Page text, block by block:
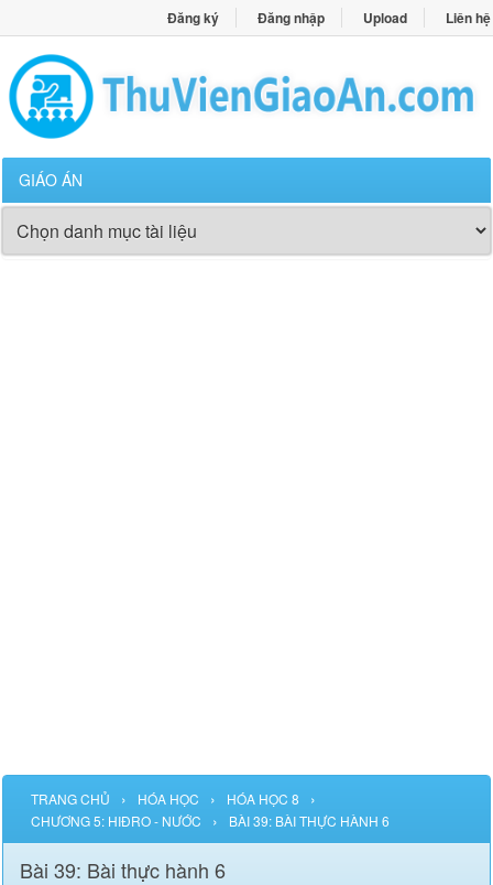
Đăng ký Đăng nhập Upload Liên hệ
GIÁO ÁN
TRANG CHỦ › HÓA HỌC › HÓA HỌC 8 ›
CHƯƠNG 5: HIĐRO - NƯỚC › BÀI 39: BÀI THỰC HÀNH 6
Bài 39: Bài thực hành 6